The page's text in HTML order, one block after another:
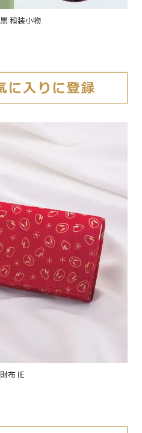
和装小物
布 IE